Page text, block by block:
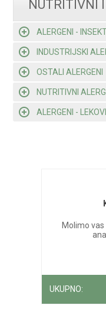
NUTRITIVNI
ALERGENI -
INDUSTRIJSKI
OSTALI ALERGENI
NUTRITIVNI
ALERGENI - LEKOVI
Molimo
UKUPNO: